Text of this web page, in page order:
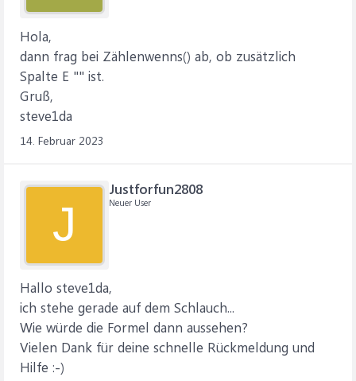
Hola,
dann frag bei Zählenwenns() ab, ob zusätzlich
Spalte E "" ist.
Gruß,
steve1da
14. Februar 2023
J
Justforfun2808
Neuer User
Hallo steve1da,
ich stehe gerade auf dem Schlauch...
Wie würde die Formel dann aussehen?
Vielen Dank für deine schnelle Rückmeldung und
Hilfe :-)